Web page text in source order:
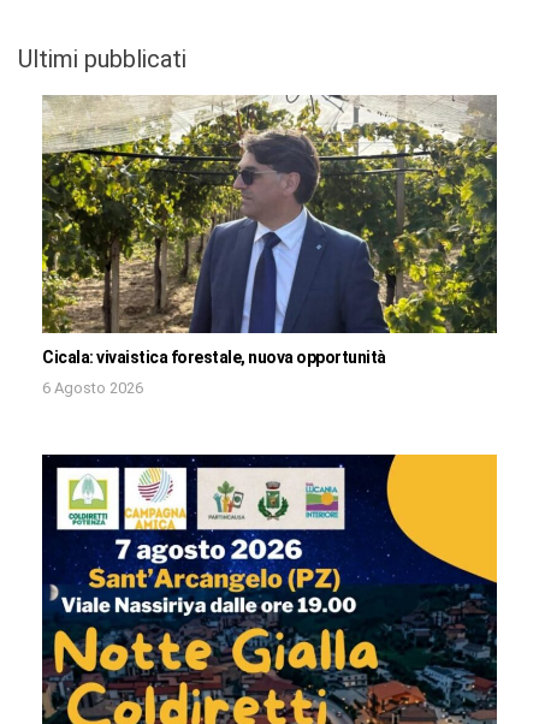
Ultimi pubblicati
Cicala: vivaistica forestale, nuova opportunità
6 Agosto 2026